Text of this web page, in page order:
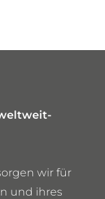
wir für
und ihres